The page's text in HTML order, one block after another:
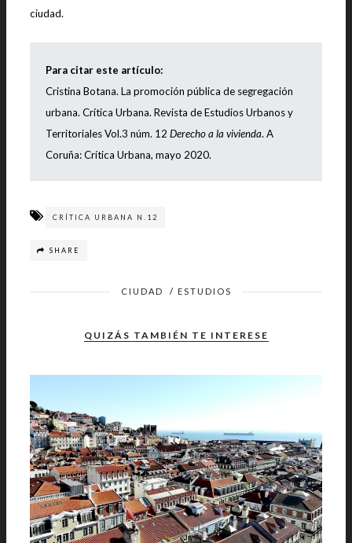
ciudad.
Para citar este artículo:
Cristina Botana. La promoción pública de segregación
urbana. Crítica Urbana. Revista de Estudios Urbanos y
Territoriales Vol.3 núm. 12 Derecho a la vivienda. A
Coruña: Crítica Urbana, mayo 2020.
CRÍTICA URBANA N.12
SHARE
CIUDAD / ESTUDIOS
QUIZÁS TAMBIÉN TE INTERESE